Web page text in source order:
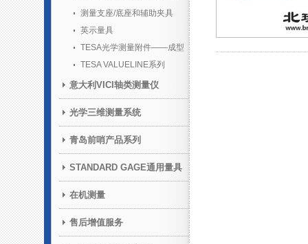
测量支座/底座和辅助夹具
英示量具
TESA光学测量附件——成型
胶套装TESA VALUELINE系列
意大利VICI轴类测量仪
光学三维测量系统
青岛前哨产品系列
STANDARD GAGE通用量具
在机测量
售后增值服务